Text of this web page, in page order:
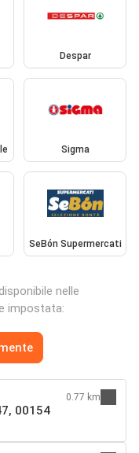
Despar
Sigma
SeBón Supermercati
nelle
impostata:
00154
0.77 km